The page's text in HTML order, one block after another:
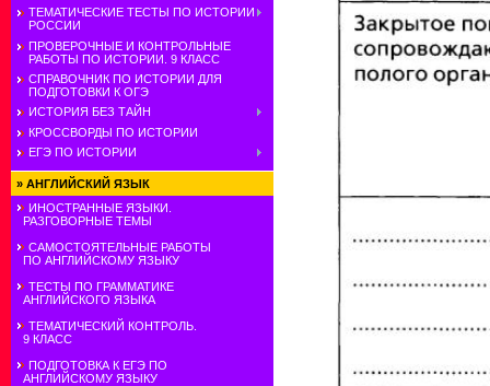
ТЕМАТИЧЕСКИЕ ТЕСТЫ ПО ИСТОРИИ
РОССИИ
ПРОВЕРОЧНЫЕ И КОНТРОЛЬНЫЕ
РАБОТЫ ПО ИСТОРИИ. 9 КЛАСС
СПРАВОЧНИК ПО ИСТОРИИ ДЛЯ
ПОДГОТОВКИ К ОГЭ
ИСТОРИЯ БЕЗ ТАЙН
КРОССВОРДЫ ПО ИСТОРИИ
ЕГЭ ПО ИСТОРИИ
» АНГЛИЙСКИЙ ЯЗЫК
ИНОСТРАННЫЕ ЯЗЫКИ.
РАЗГОВОРНЫЕ ТЕМЫ
САМОСТОЯТЕЛЬНЫЕ РАБОТЫ
ПО АНГЛИЙСКОМУ ЯЗЫКУ
ТЕСТЫ ПО ГРАММАТИКЕ
АНГЛИЙСКОГО ЯЗЫКА
ТЕМАТИЧЕСКИЙ КОНТРОЛЬ.
9 КЛАСС
ПОДГОТОВКА К ЕГЭ ПО
АНГЛИЙСКОМУ ЯЗЫКУ